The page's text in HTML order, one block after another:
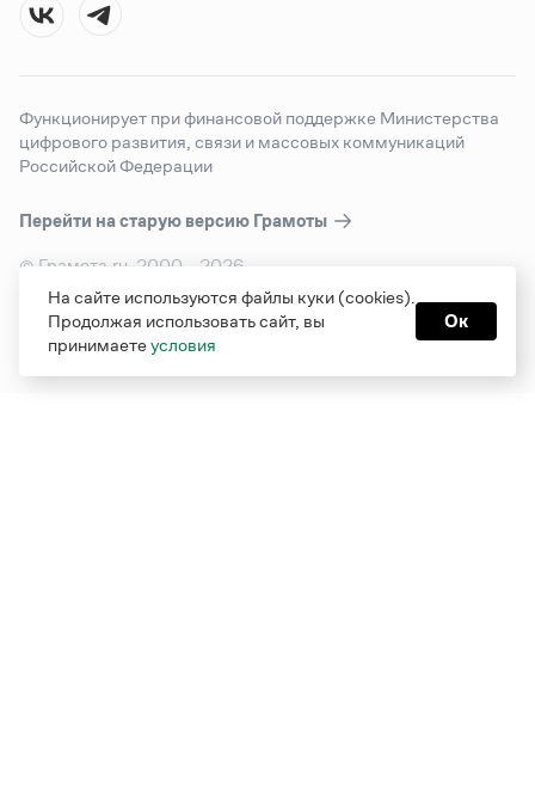
Функционирует при финансовой поддержке Министерства
цифрового развития, связи и массовых коммуникаций
Российской Федерации
Перейти на старую версию Грамоты
© Грамота.ru, 2000 – 2026
Свидетельство о регистрации СМИ: ЭЛ № ФС 77 - 84700,
выдано 10.02.2023
Дизайн — Мария Екимова /
Мотка
На сайте используются файлы куки (cookies).
Продолжая использовать сайт, вы
принимаетеусловия
Ок